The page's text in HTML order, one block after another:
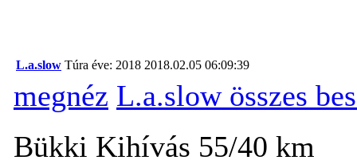
L.a.slow Túra éve: 2018 2018.02.05 06:09:39
megnéz L.a.slow összes
Bükki Kihívás 55/40 km